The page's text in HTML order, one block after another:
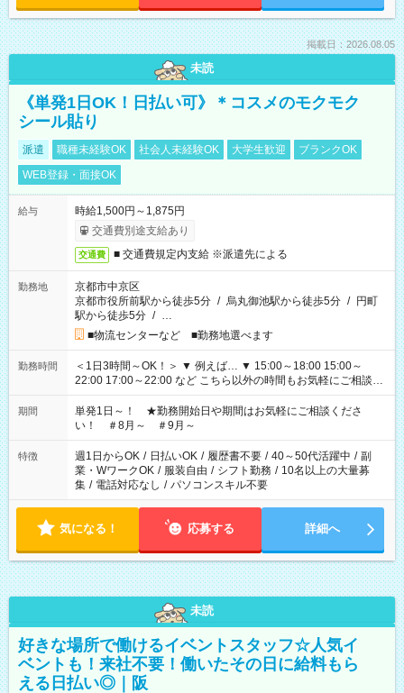
掲載日：2026.08.05
未読
《単発1日OK！日払い可》＊コスメのモクモク
シール貼り
派遣 職種未経験OK 社会人未経験OK 大学生歓迎
ブランクOK
WEB登録・面接OK
給与
時給1,500円～1,875円
交通費別途支給あり
交通費 ■ 交通費規定内支給 ※派遣先による
勤務地
京都市中京区
京都市役所前駅から徒歩5分 / 烏丸御池駅から徒歩5分 / 円町
駅から徒歩5分 / …
■物流センターなど ■勤務地選べます
勤務時間
＜1日3時間～OK！＞ ▼ 例えば… ▼ 15:00～18:00 15:00～
22:00 17:00～22:00 など こちら以外の時間もお気軽にご相談く
ださい！
期間
単発1日～！ ★勤務開始日や期間はお気軽にご相談くださ
い！ ＃8月～ ＃9月～
特徴 週1日からOK / 日払いOK / 履歴書不要 / 40～50代活躍中 / 副
業・WワークOK / 服装自由 / シフト勤務 / 10名以上の大量募
集 / 電話対応なし / パソコンスキル不要
気になる！ 応募する 詳細へ
未読
好きな場所で働けるイベントスタッフ☆人気イ
ベントも！来社不要！働いたその日に給料もら
える日払い◎｜阪